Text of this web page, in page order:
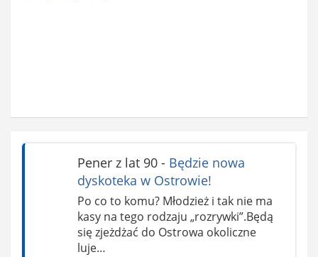
Pener z lat 90- Będzie nowa
dyskoteka w Ostrowie!
Po co to komu? Młodzież i tak nie ma
kasy na tego rodzaju „rozrywki”.Będą
się zjeżdżać do Ostrowa okoliczne
luje…